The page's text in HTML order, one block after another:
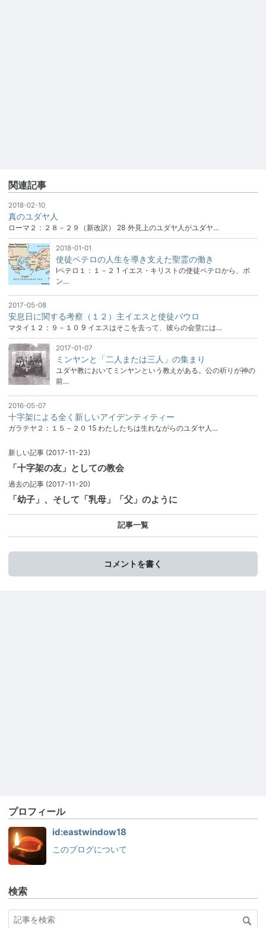
関連記事
2018-02-10
真のユダヤ人
ローマ２：２８－２９（新改訳） 28 外見上のユダヤ人がユダヤ…
2018-01-01
使徒ペテロの人生を導き支えた聖霊の働き
Ⅰペテロ１：１－２ 1 イエス・キリストの使徒ペテロから、ポ
ン…
2017-05-08
安息日に関する考察（１２）主イエスと使徒パウロ
マタイ１２：９－１０ 9 イエスはそこを去って、彼らの会堂には…
2017-01-07
ミンヤンと「二人または三人」の集まり
ユダヤ教においてミンヤンという教えがある。公の祈りが神の
前…
2016-05-07
十字架による全く新しいアイデンティティー
ガラテヤ２：１５－２０ 15 わたしたちは生れながらのユダヤ人…
新しい記事 (2017-11-23)
「十字架の友」としての教会
過去の記事 (2017-11-20)
「幼子」、そして「乳母」「父」のように
記事一覧
コメントを書く
プロフィール
id:eastwindow18
このブログについて
検索